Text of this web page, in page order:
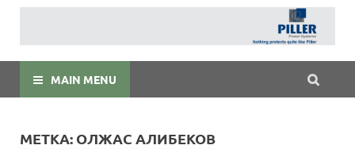
MAIN MENU
МЕТКА: ОЛЖАС АЛИБЕКОВ